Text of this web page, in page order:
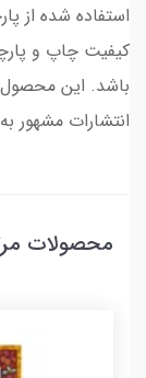
استفاده شده از
کیفیت چاپ و
باشد. این
انتشارات مشهور
محصولات